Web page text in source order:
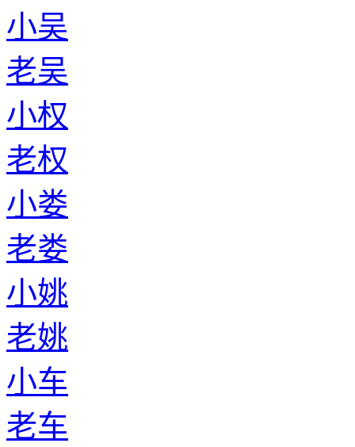
小吴
老吴
小权
老权
小娄
老娄
小姚
老姚
小车
老车